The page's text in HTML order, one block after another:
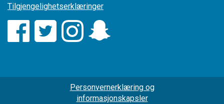
Tilgjengelighetserklæringer
Personvernerklæring og
informasjonskapsler